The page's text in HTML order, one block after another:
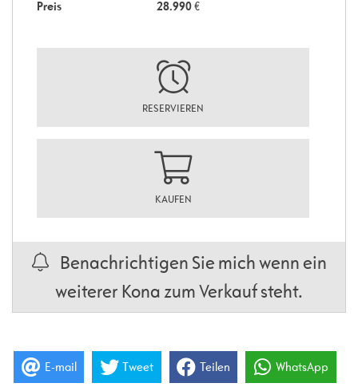
Preis
28.990€
RESERVIEREN
KAUFEN
Benachrichtigen Sie mich wenn ein
weiterer Kona zum Verkauf steht.
E-mail Tweet Teilen WhatsApp